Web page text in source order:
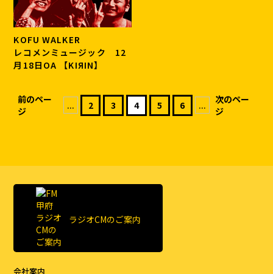
KOFU WALKER
レコメンミュージック 12
月18日OA 【KIЯIN】
前のペー
ジ
... 2 3 4 5 6 ...
次のペー
ジ
ラジオCMのご案内
会社案内